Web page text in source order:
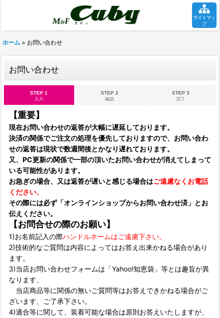
サイトマッ
プ
ホーム > お問い合わせ
お問い合わせ
STEP 1
入力
STEP 2
確認
STEP 3
完了
【重要】
現在お問い合わせの返答が大幅に遅延しております。
決済の関係でご注文の処理を優先しておりますので、お問い合わ
せの返答は現状で数週間後とかなり遅れております。
又、PC更新の関係で一部の頂いたお問い合わせが消えてしまって
いる可能性があります。
お急ぎの場合、又は返答が遅いと感じる場合はご遠慮なくお電話
ください、
その際には必ず「オンラインショップからお問い合わせ済」とお
伝えください。
【お問合せの際のお願い】
1)お名前記入の際ハンドルネームはご遠慮下さい。
2)技術的なご質問は内容によってはお答え出来かねる場合があり
ます。
3)当店お問い合わせフォームは「Yahoo!知恵袋」等とは趣旨が異
なります、
当店商品等に関係の無いご質問等はお答えできかねる場合がご
ざいます、ご了承下さい。
4)適合等に関して、装着可能な場合は原則お答えいたしますが、